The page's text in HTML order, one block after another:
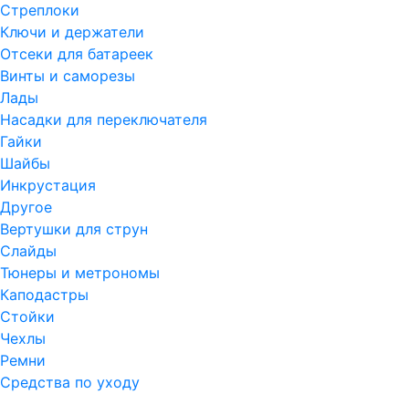
Стреплоки
Ключи и держатели
Отсеки для батареек
Винты и саморезы
Лады
Насадки для переключателя
Гайки
Шайбы
Инкрустация
Другое
Вертушки для струн
Слайды
Тюнеры и метрономы
Каподастры
Стойки
Чехлы
Ремни
Средства по уходу